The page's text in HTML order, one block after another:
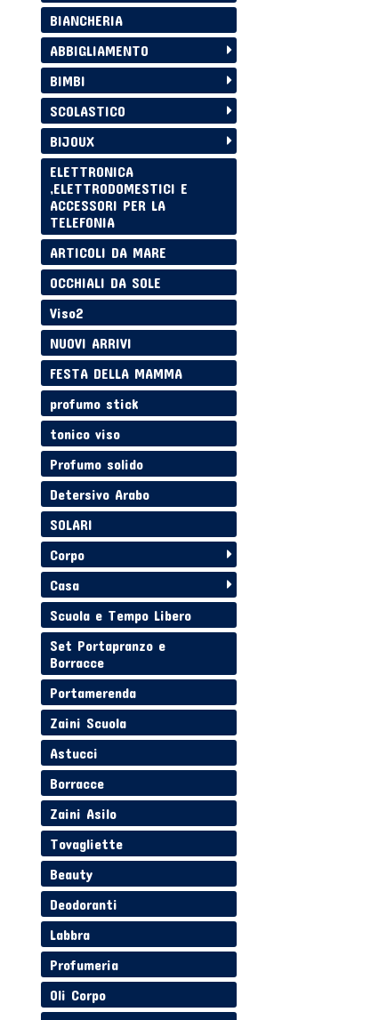
BIANCHERIA
ABBIGLIAMENTO
BIMBI
SCOLASTICO
BIJOUX
ELETTRONICA
,ELETTRODOMESTICI E
ACCESSORI PER LA
TELEFONIA
ARTICOLI DA MARE
OCCHIALI DA SOLE
Viso2
NUOVI ARRIVI
FESTA DELLA MAMMA
profumo stick
tonico viso
Profumo solido
Detersivo Arabo
SOLARI
Corpo
Casa
Scuola e Tempo Libero
Set Portapranzo e
Borracce
Portamerenda
Zaini Scuola
Astucci
Borracce
Zaini Asilo
Tovagliette
Beauty
Deodoranti
Labbra
Profumeria
Oli Corpo